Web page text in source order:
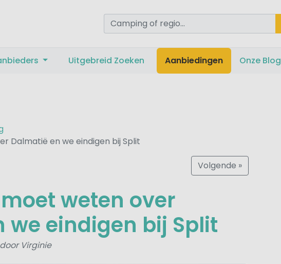
Uitgebreid Zoeken Aanbiedingen Onze Blog
Dalmatië en we eindigen bij Split
Volgende »
weten over
we eindigen bij Split
Virginie